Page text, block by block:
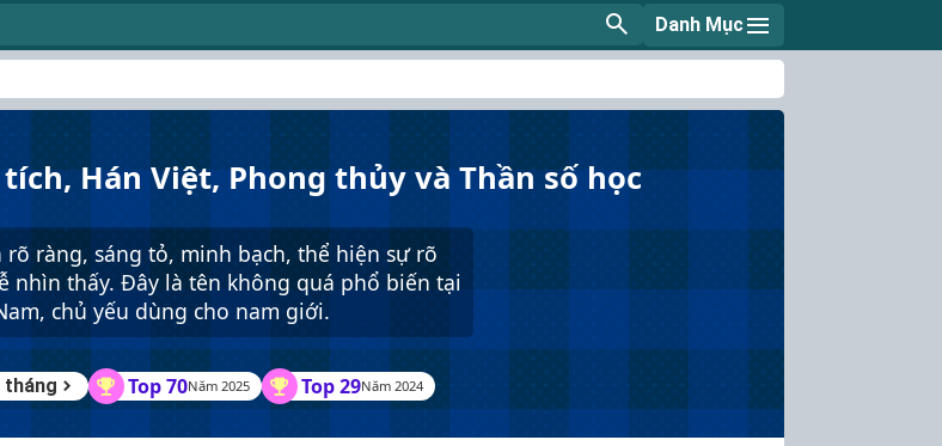
Danh Mục
Hán Việt, Phong thủy và Thần số học
rõ ràng, sáng tỏ, minh bạch, thể hiện sự rõ
nhìn thấy. Đây là tên không quá phổ biến tại
chủ yếu dùng cho nam giới.
tháng Top 70Năm 2025 Top 29Năm 2024